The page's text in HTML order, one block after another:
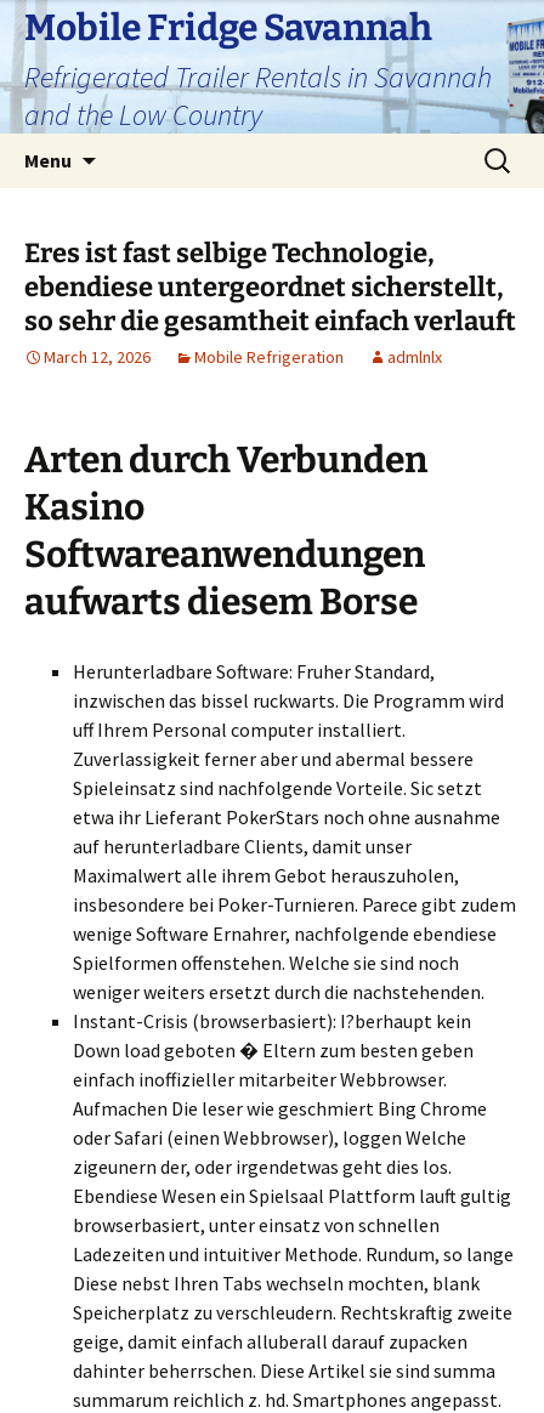
Skip
content
Mobile Fridge Savannah
Refrigerated Trailer Rentals in Savannah
and the Low Country
Menu
Search
for:
Eres ist fast selbige Technologie,
ebendiese untergeordnet sicherstellt,
so sehr die gesamtheit einfach verlauft
March 12, 2026 Mobile Refrigeration admlnlx
Arten durch Verbunden
Kasino
Softwareanwendungen
aufwarts diesem Borse
Herunterladbare Software: Fruher Standard,
inzwischen das bissel ruckwarts. Die Programm wird
uff Ihrem Personal computer installiert.
Zuverlassigkeit ferner aber und abermal bessere
Spieleinsatz sind nachfolgende Vorteile. Sic setzt
etwa ihr Lieferant PokerStars noch ohne ausnahme
auf herunterladbare Clients, damit unser
Maximalwert alle ihrem Gebot herauszuholen,
insbesondere bei Poker-Turnieren. Parece gibt zudem
wenige Software Ernahrer, nachfolgende ebendiese
Spielformen offenstehen. Welche sie sind noch
weniger weiters ersetzt durch die nachstehenden.
Instant-Crisis (browserbasiert): I?berhaupt kein
Down load geboten � Eltern zum besten geben
einfach inoffizieller mitarbeiter Webbrowser.
Aufmachen Die leser wie geschmiert Bing Chrome
oder Safari (einen Webbrowser), loggen Welche
zigeunern der, oder irgendetwas geht dies los.
Ebendiese Wesen ein Spielsaal Plattform lauft gultig
browserbasiert, unter einsatz von schnellen
Ladezeiten und intuitiver Methode. Rundum, so lange
Diese nebst Ihren Tabs wechseln mochten, blank
Speicherplatz zu verschleudern. Rechtskraftig zweite
geige, damit einfach alluberall darauf zupacken
dahinter beherrschen. Diese Artikel sie sind summa
summarum reichlich z. hd. Smartphones angepasst.